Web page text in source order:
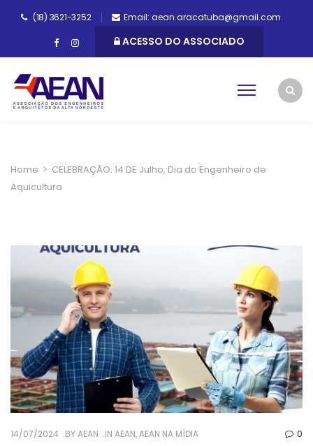
(18) 3621-3252 Email: aean.aracatuba@gmail.com
ACESSO DO ASSOCIADO
Home > CELEBRAÇÃO: 14 DE Julho, Dia do Engenheiro de
Aquicultura
14/07/2024 BYAEAN IN AEAN,AEAN NA MÍDIA 0